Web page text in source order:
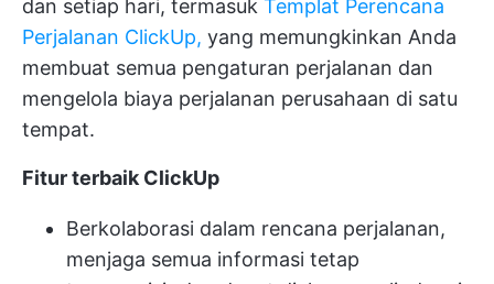
dan setiap hari, termasuk Templat Perencana
Perjalanan ClickUp, yang memungkinkan Anda
membuat semua pengaturan perjalanan dan
mengelola biaya perjalanan perusahaan di satu
tempat.
Fitur terbaik ClickUp
Berkolaborasi dalam rencana perjalanan,
menjaga semua informasi tetap